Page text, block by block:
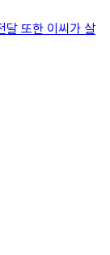
달 또한 이씨가 살